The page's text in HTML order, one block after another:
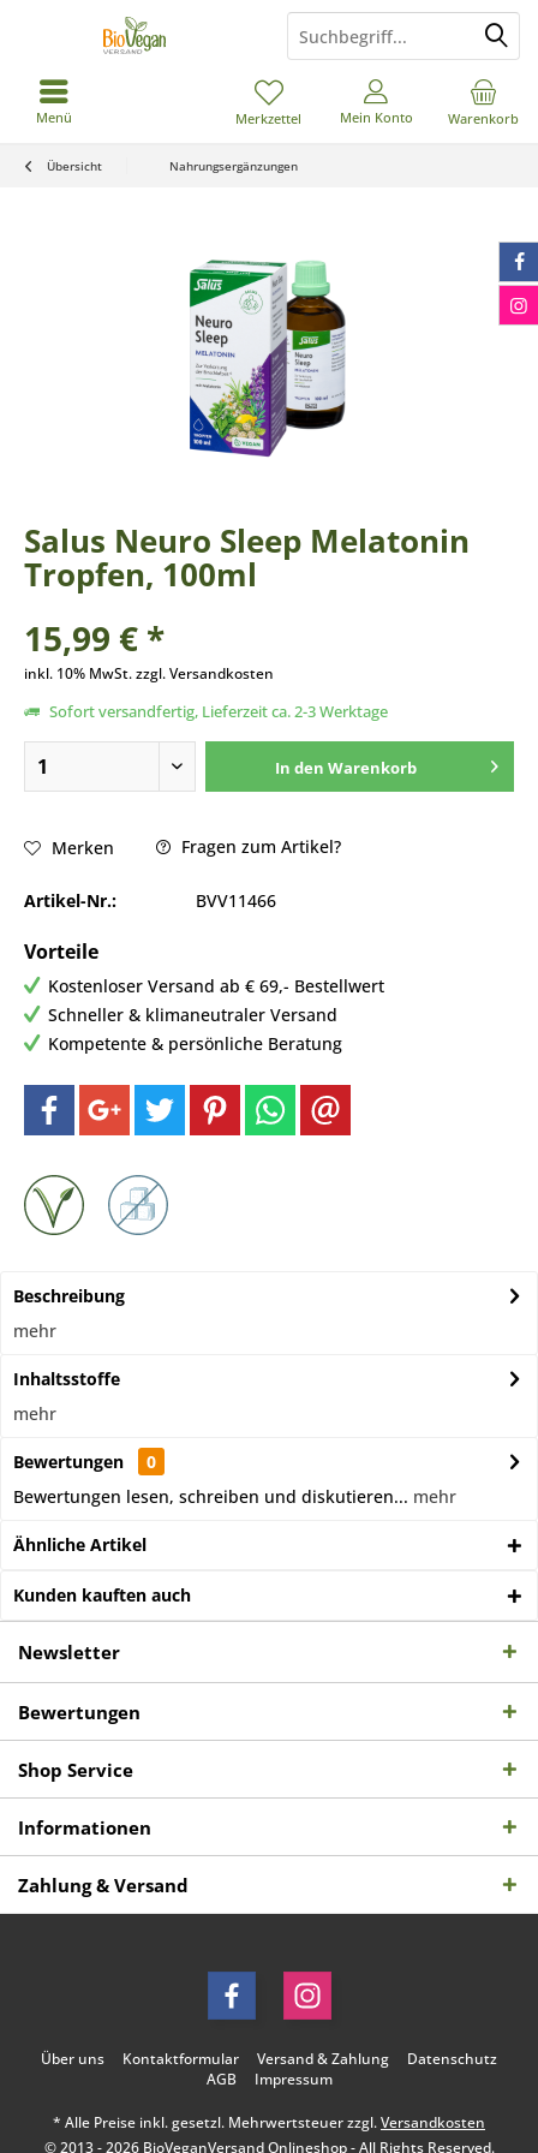
Warenkorb
Merkzettel Mein Konto
Menü
Übersicht Nahrungsergänzungen
Salus Neuro Sleep Melatonin
Tropfen, 100ml
15,99 € *
inkl. 10% MwSt. zzgl. Versandkosten
Sofort versandfertig, Lieferzeit ca. 2-3 Werktage
In den Warenkorb
Merken Fragen zum Artikel?
Artikel-Nr.: BVV11466
Vorteile
Kostenloser Versand ab € 69,- Bestellwert
Schneller & klimaneutraler Versand
Kompetente & persönliche Beratung
Beschreibung
mehr
Inhaltsstoffe
mehr
Bewertungen
0
Bewertungen lesen, schreiben und diskutieren... mehr
Ähnliche Artikel
Kunden kauften auch
Newsletter
Bewertungen
Shop Service
Informationen
Zahlung & Versand
Über uns Kontaktformular Versand & Zahlung
Datenschutz
AGB
Impressum
* Alle Preise inkl. gesetzl. Mehrwertsteuer zzgl.Versandkosten
© 2013 - 2026 BioVeganVersand Onlineshop - All Rights Reserved.